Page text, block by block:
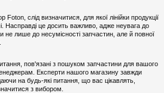
слід визначитися, для якої лінійки продукції
Насправді це досить важливо, адже неувага до
не лише до несумісності запчастин, але й повної
пов'язані з пошуком запчастини для вашого
Експерти нашого магазину завжди
на будь-які питання, що вас цікавлять,
з вибором.